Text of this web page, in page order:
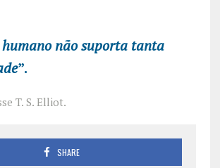
humano não suporta tanta
”.
T. S. Elliot.
SHARE